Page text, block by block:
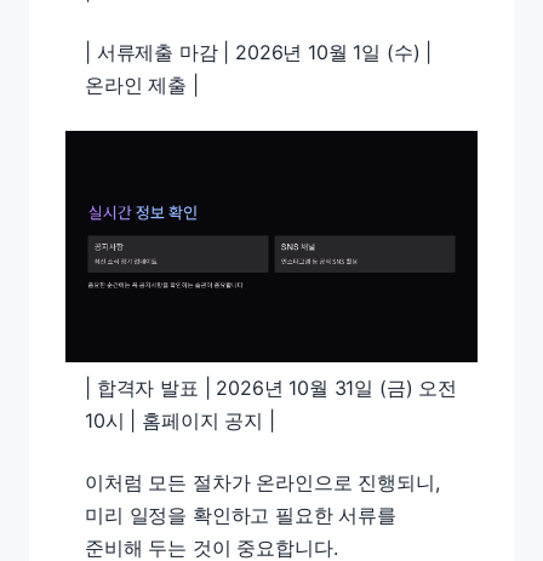
| 서류제출 마감 | 2026년 10월 1일 (수) |
온라인 제출 |
| 합격자 발표 | 2026년 10월 31일 (금) 오전
10시 | 홈페이지 공지 |
이처럼 모든 절차가 온라인으로 진행되니,
미리 일정을 확인하고 필요한 서류를
준비해 두는 것이 중요합니다.